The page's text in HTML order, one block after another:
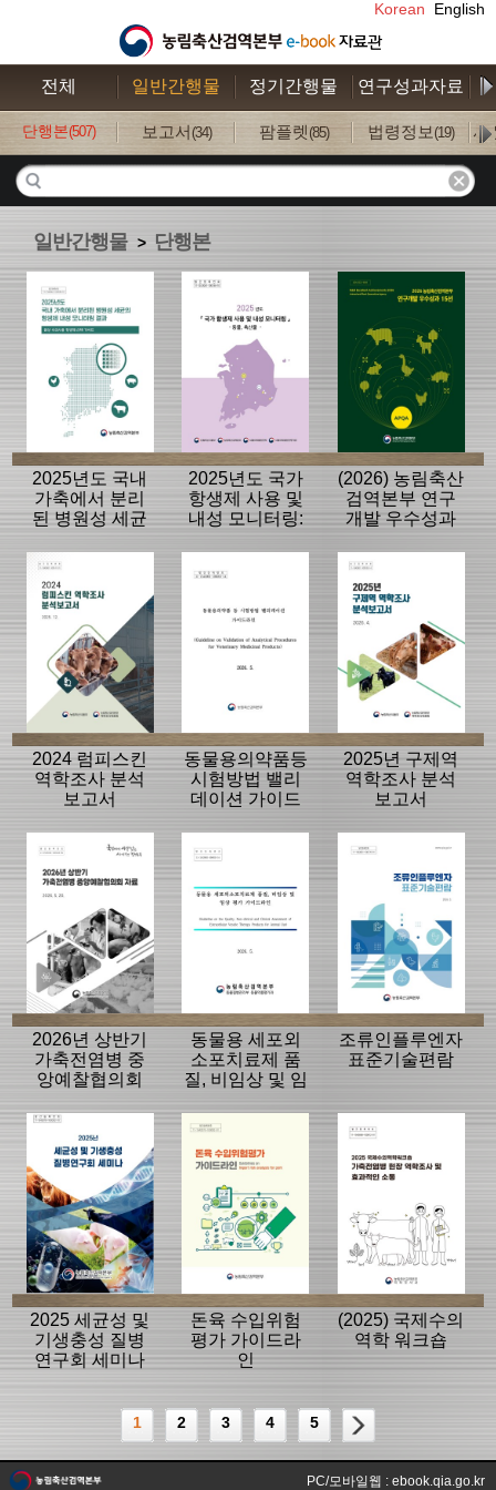
Korean English
전체 일반간행물 정기간행물 연구성과자료
단행본(507) 보고서 (34) 팜플렛 (85) 법령정보(19) 사
일반간행물 > 단행본
2025년도 국내
가축에서 분리
된 병원성 세균
모니터링 결과
2025년도 국가
항생제 사용 및
내성 모니터링:
(2026) 농림축산
검역본부 연구
개발 우수성과
2024 럼피스킨
역학조사 분석
보고서
동물용의약품등
시험방법 밸리
데이션 가이드
2025년 구제역
역학조사 분석
보고서
2026년 상반기
가축전염병 중
앙예찰협의회
동물용 세포외
소포치료제 품
질, 비임상 및 임
라인
조류인플루엔자
표준기술편람
2025 세균성 및
기생충성 질병
연구회 세미나
돈육 수입위험
평가 가이드라
인
(2025) 국제수의
역학 워크숍
1 2 3 4 5
PC/모바일웹 : ebook.qia.go.kr